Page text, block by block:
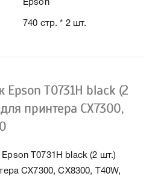
Epson
740 стр. * 2 шт.
Epson T0731H black (2
принтера CX7300,
T0731H black (2 шт.)
CX7300, CX8300, T40W,